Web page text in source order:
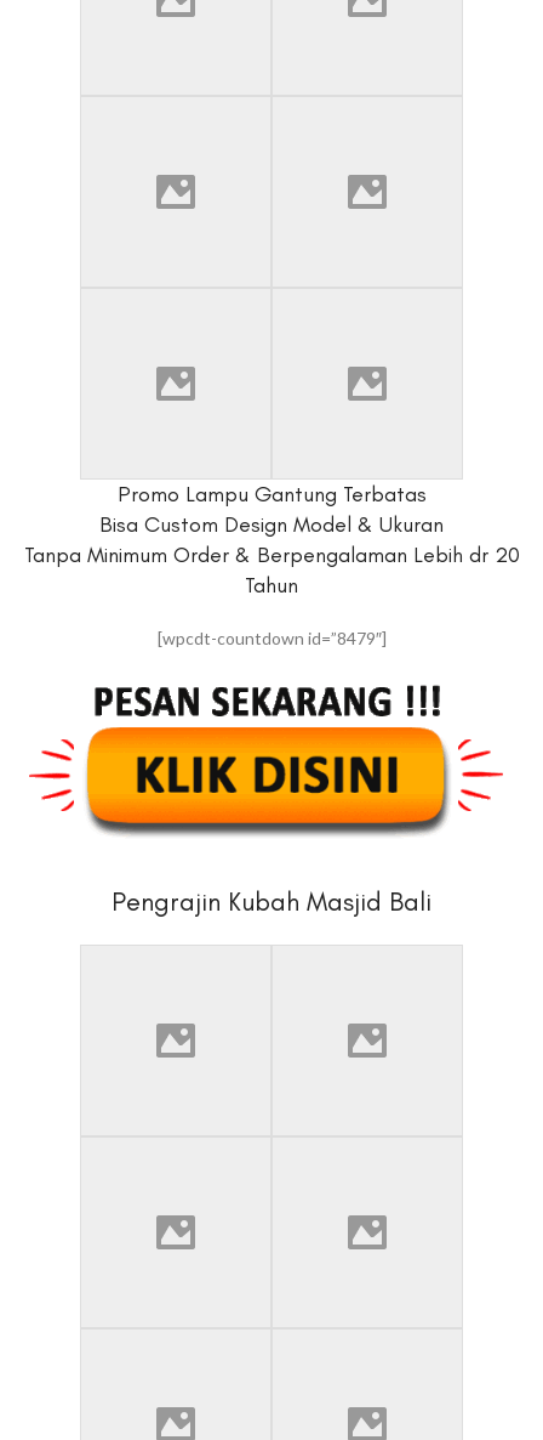
Promo Lampu Gantung Terbatas
Bisa Custom Design Model & Ukuran
Tanpa Minimum Order & Berpengalaman Lebih dr 20
Tahun
[wpcdt-countdown id=”8479″]
Pengrajin Kubah Masjid Bali